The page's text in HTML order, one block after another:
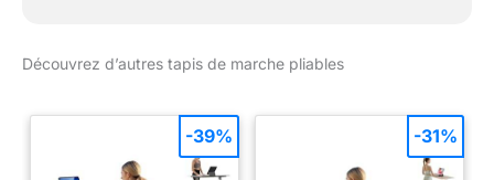
Découvrez d’autres tapis de marche pliables
-39% -31%